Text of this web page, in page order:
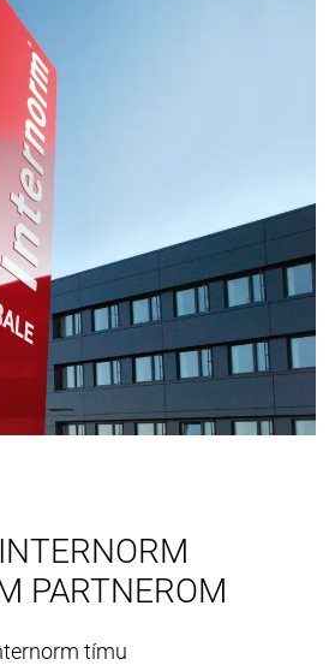
PARTNEROM
tímu